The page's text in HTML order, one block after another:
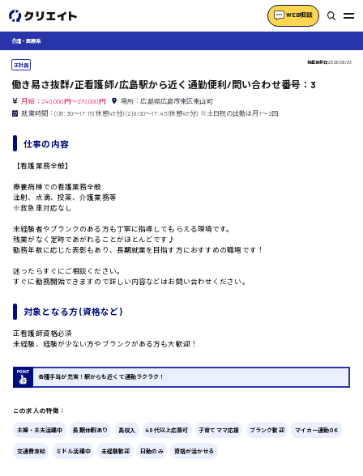
WEB相談
製造オペレーター
検品・包装・箱詰め
介護・医療系
正社員 掲載更新日2026/06/23
働き易さ抜群/正看護師/広島駅から近く通勤便利/問い合わせ番号：3
月給：240,000円～270,000円
場所：広島県広島市東区東山町
就業時間：(1)8:30〜17:15(休憩45分) (2)9:00〜17:45(休憩45分) ※土日祝の出勤は月1〜2回
仕事の内容
【看護業務全般】
療養病棟での看護業務全般
注射、点滴、投薬、介護業務等
※救急車対応なし
未経験者やブランクのある方も丁寧に指導してもらえる環境です。
残業がなく定時であがれることがほとんどです♪
勤務年数に応じた表彰もあり、長期就業を目指す方におすすめの職場です！
迷ったらすぐにご相談ください。
すぐに勤務開始できますので詳しい内容などはお問い合わせください。
対象となる方 (資格など)
正看護師資格必須
未経験、経験が少ない方やブランクがある方も大歓迎！
各種手当が充実！駅からも近くて通勤ラクラク！
この求人の特徴：
主婦・主夫活躍中 長期休暇あり 高収入 40代以上応募可 子育てママ応援 ブランク歓迎 マイカー通勤OK
交通費支給 ミドル活躍中 未経験歓迎 日勤のみ 資格が活かせる